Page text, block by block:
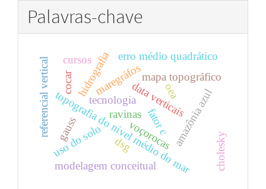
Palavras-chave
data verticais
topografia do nível médio do mar
amazônia azul
voçorocas
ravinas
uso do solo
mapa topográfico
modelagem conceitual
referencial vertical maregráfos
hidrografia
cocar
dsg
fator c
erro médio quadrático
gauss
cholesky
tecnologia oea
cursos